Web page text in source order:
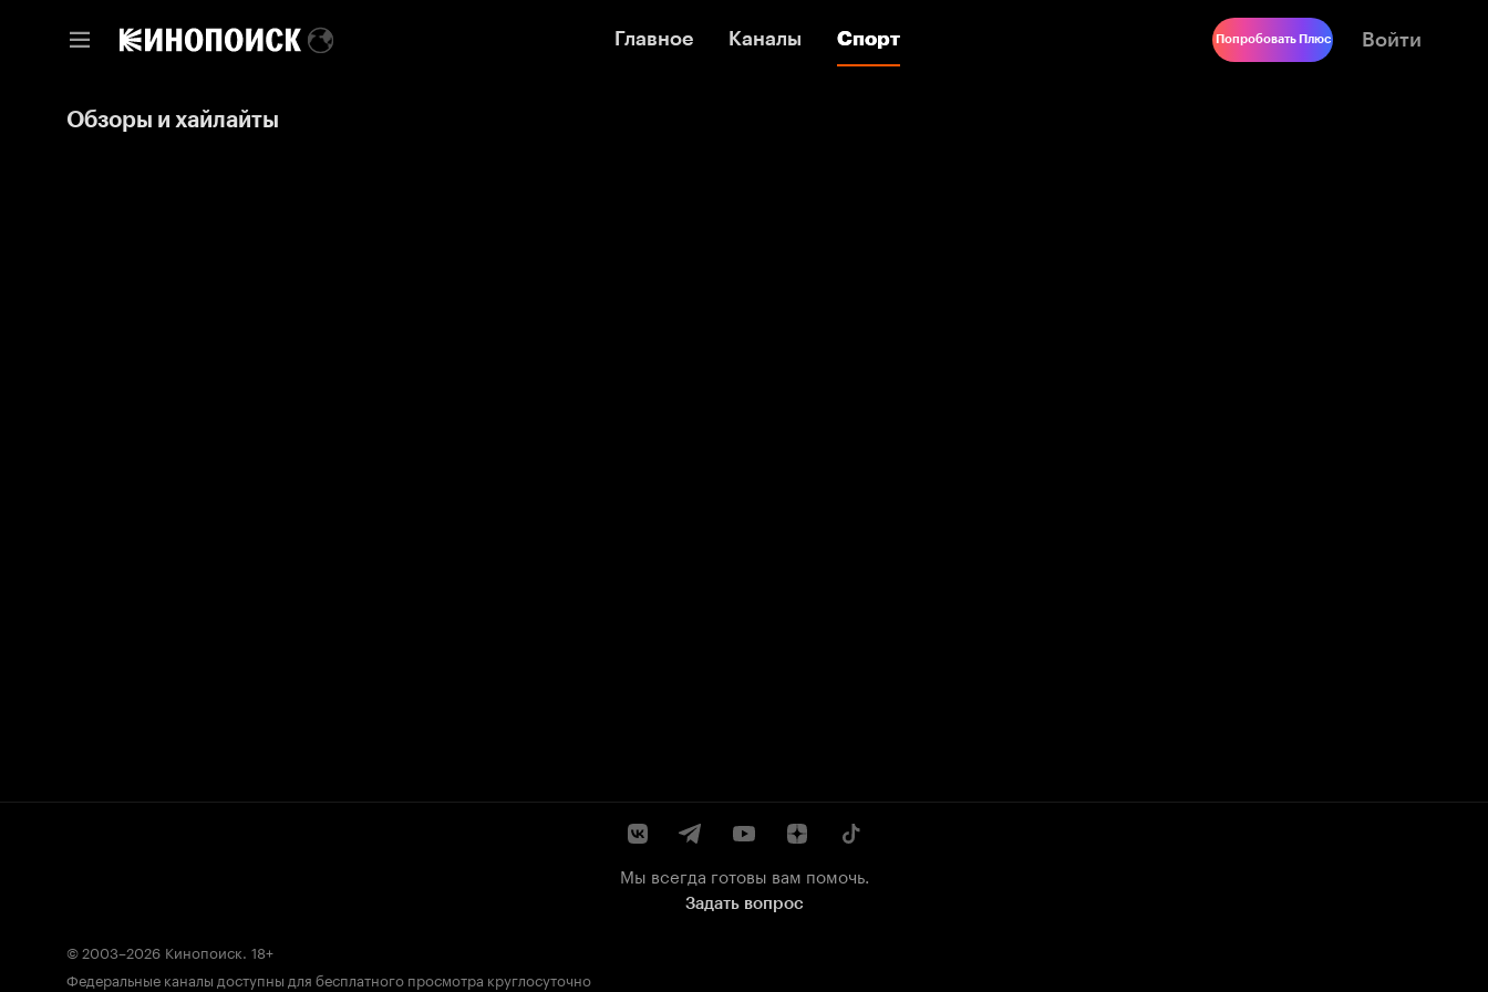
Главное Каналы Спорт
Главное Каналы Спорт Попробовать Плюс Войти
Обзоры и хайлайты
Мы всегда готовы вам помочь.
Задать вопрос
© 2003–2026 Кинопоиск. 18+
Федеральные каналы доступны для бесплатного просмотра круглосуточно